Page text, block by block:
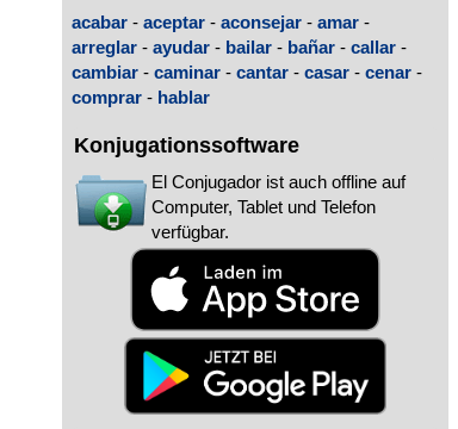
acabar - aceptar - aconsejar - amar -
arreglar - ayudar - bailar - bañar - callar -
cambiar - caminar - cantar - casar - cenar -
comprar - hablar
Konjugationssoftware
El Conjugador ist auch offline auf
Computer, Tablet und Telefon
verfügbar.